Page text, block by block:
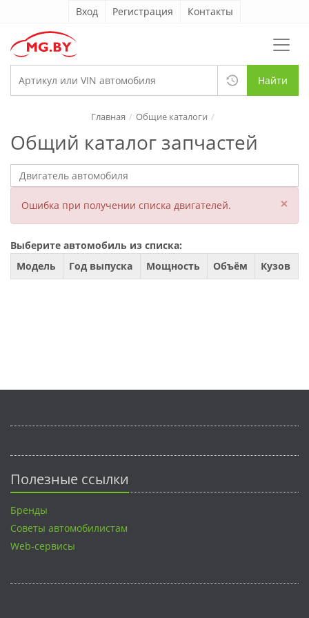
Вход Регистрация Контакты
Найти
Общий каталог запчастей
Главная Общие каталоги
Ошибка при получении списка двигателей. ×
Выберите автомобиль из списка:
Модель
Год выпуска Мощность Объём Кузов
Полезные ссылки
Бренды
Советы автомобилистам
Web-сервисы